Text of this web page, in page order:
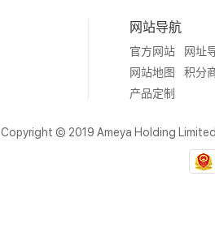
网站导航
官方网站
网址
网站地图
积分
产品定制
Copyright © 2019 Ameya Holding